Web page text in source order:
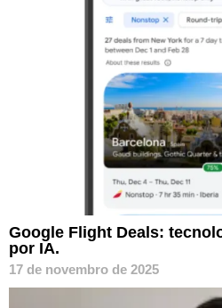
Google Flight Deals:
por IA.
17 de novembro de 2025